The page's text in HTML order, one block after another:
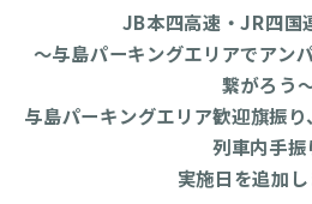
JB本四高速・JR四国
～与島パーキングエリアでアン
繋がろう
与島パーキングエリア歓迎旗振
列車内手振
実施日を追加